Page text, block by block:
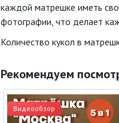
каждой матрешке иметь
фотографии, что делает
Количество кукол в
Рекомендуем
Видеообзор